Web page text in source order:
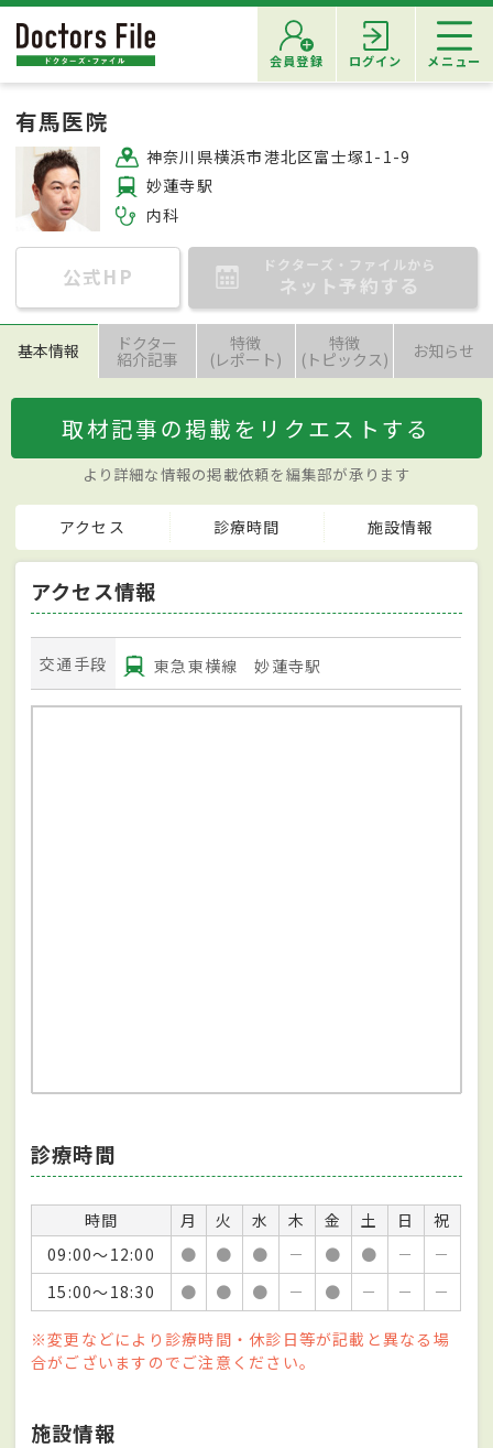
会員登録 ログイン メニュー
有馬医院
神奈川県横浜市港北区富士塚1-1-9
妙蓮寺駅
内科
公式HP ドクターズ・ファイルから
ネット予約する
基本情報 ドクター
紹介記事
特徴
(レポート)
特徴
(トピックス) お知らせ
取材記事の掲載をリクエストする
より詳細な情報の掲載依頼を編集部が承ります
アクセス 診療時間 施設情報
アクセス情報
交通手段 東急東横線 妙蓮寺駅
診療時間
時間 月 火 水 木 金 土 日
祝
09:00～12:00
● ● ● － ● ● －
－
15:00～18:30
● ● ● － ● － － －
※変更などにより診療時間・休診日等が記載と異なる場
合がございますのでご注意ください。
施設情報